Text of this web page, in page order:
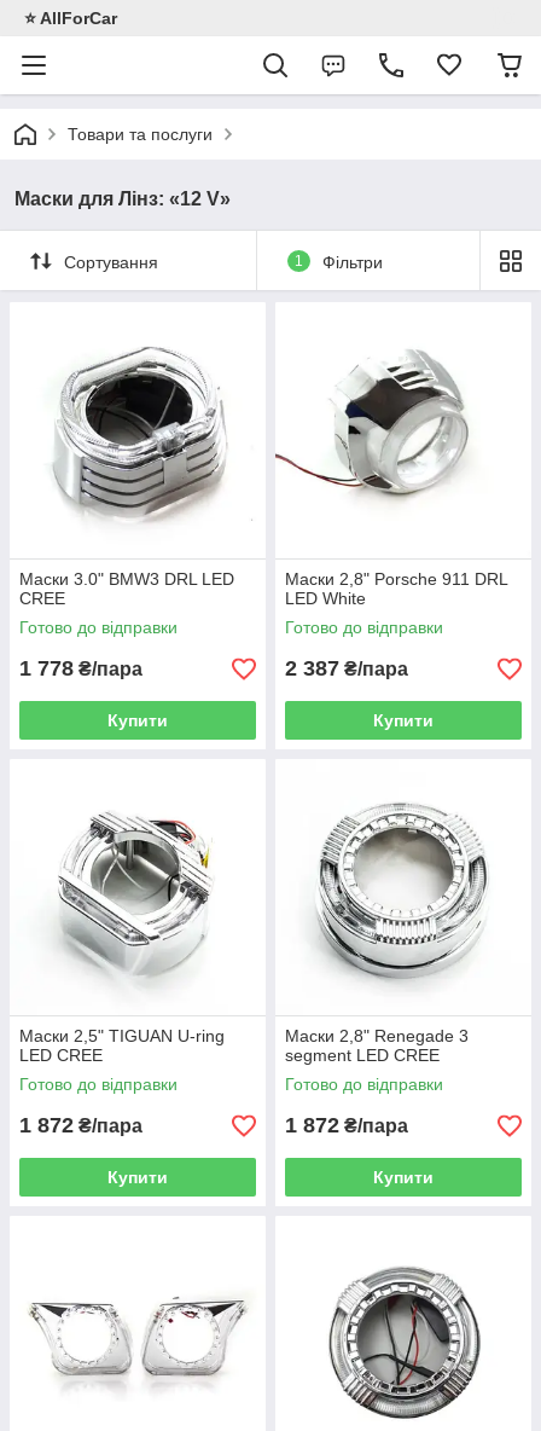
⭐️ AllForCar
Товари та послуги
Маски для Лінз: «12 V»
Сортування 1 Фільтри
Маски 3.0" BMW3 DRL LED
CREE
Готово до відправки
1 778 ₴/пара
Купити
Маски 2,8" Porsсhe 911 DRL
LED White
Готово до відправки
2 387 ₴/пара
Купити
Маски 2,5" TIGUAN U-ring
LED CREE
Готово до відправки
1 872 ₴/пара
Купити
Маски 2,8" Renegade 3
segment LED CREE
Готово до відправки
1 872 ₴/пара
Купити